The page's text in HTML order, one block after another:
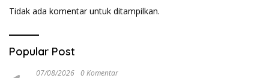
Tidak ada komentar untuk ditampilkan.
Popular Post
07/08/2026 0 Komentar